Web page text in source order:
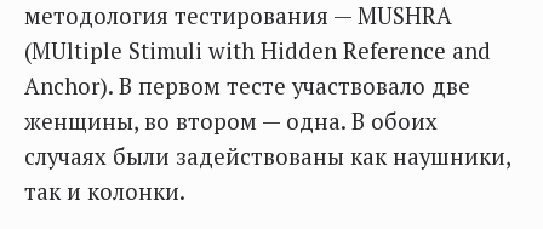
методология тестирования — MUSHRA
(MUltiple Stimuli with Hidden Reference and
Anchor). В первом тесте участвовало две
женщины, во втором — одна. В обоих
случаях были задействованы как наушники,
так и колонки.